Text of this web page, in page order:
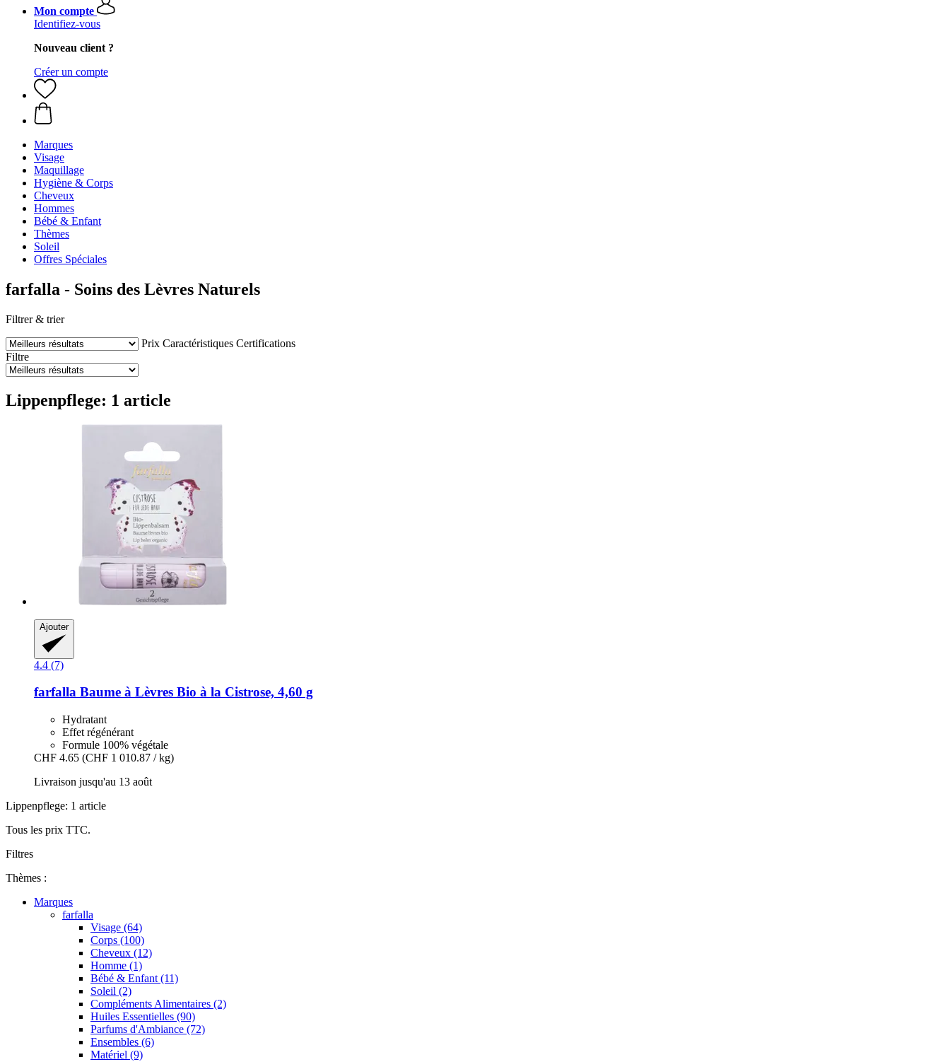
Mon compte
Identifiez-vous
Nouveau client ?
Créer un compte
Marques
Visage
Maquillage
Hygiène & Corps
Cheveux
Hommes
Bébé & Enfant
Thèmes
Soleil
Offres Spéciales
farfalla - Soins des Lèvres Naturels
Filtrer & trier
Prix Caractéristiques Certifications
Filtre
Lippenpflege: 1 article
Ajouter
4.4 (7)
farfalla Baume à Lèvres Bio à la Cistrose, 4,60 g
Hydratant
Effet régénérant
Formule 100% végétale
CHF 4.65 (CHF 1 010.87 / kg)
Livraison jusqu'au 13 août
Lippenpflege: 1 article
Tous les prix TTC.
Filtres
Thèmes :
Marques
farfalla
Visage (64)
Corps (100)
Cheveux (12)
Homme (1)
Bébé & Enfant (11)
Soleil (2)
Compléments Alimentaires (2)
Huiles Essentielles (90)
Parfums d'Ambiance (72)
Ensembles (6)
Matériel (9)